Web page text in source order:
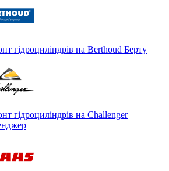
гідроциліндрів на Berthoud Берту
гідроциліндрів на Challenger